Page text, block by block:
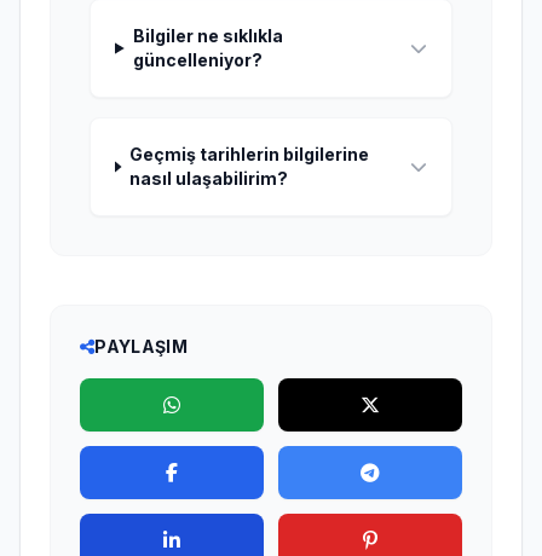
Bilgiler ne sıklıkla
güncelleniyor?
Geçmiş tarihlerin bilgilerine
nasıl ulaşabilirim?
PAYLAŞIM